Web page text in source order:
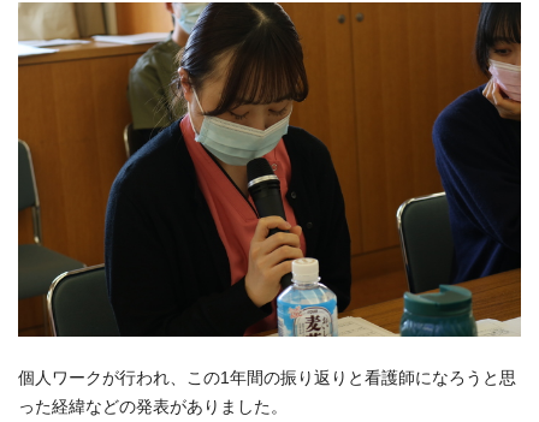
個人ワークが行われ、この1年間の振り返りと看護師になろうと思
った経緯などの発表がありました。